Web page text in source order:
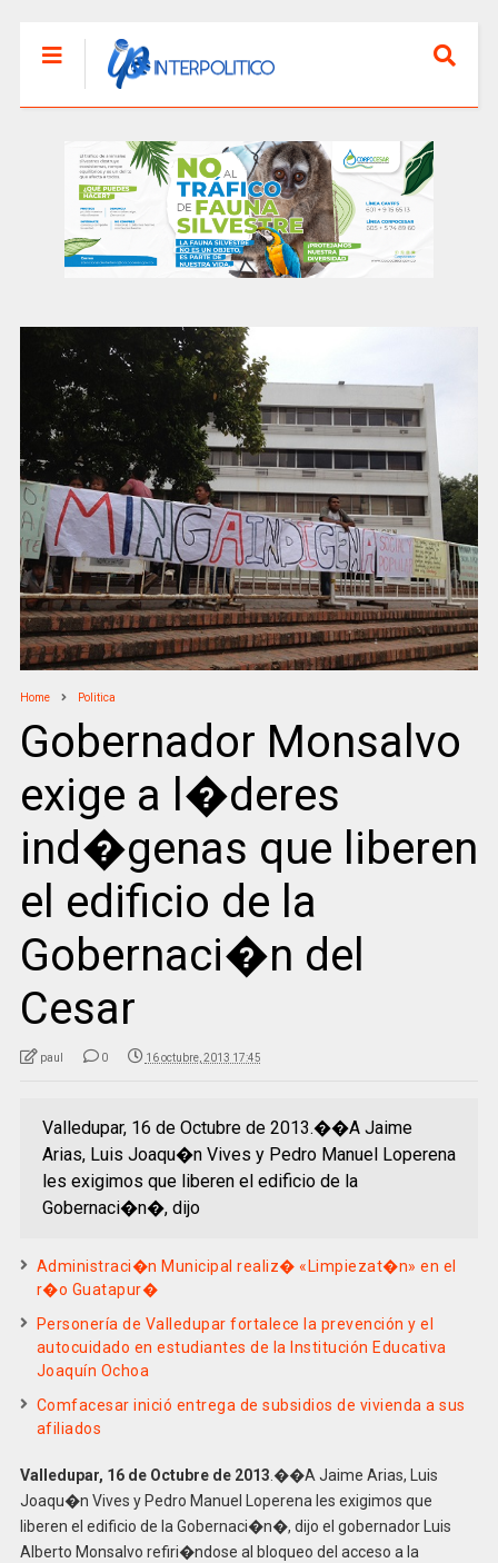
Home Politica
Gobernador Monsalvo
exige a l�deres
ind�genas que liberen
el edificio de la
Gobernaci�n del
Cesar
paul 0 16 octubre, 2013 17:45
Valledupar, 16 de Octubre de 2013.��A Jaime
Arias, Luis Joaqu�n Vives y Pedro Manuel Loperena
les exigimos que liberen el edificio de la
Gobernaci�n�, dijo
Administraci�n Municipal realiz� «Limpiezat�n» en el
r�o Guatapur�
Personería de Valledupar fortalece la prevención y el
autocuidado en estudiantes de la Institución Educativa
Joaquín Ochoa
Comfacesar inició entrega de subsidios de vivienda a sus
afiliados
Valledupar, 16 de Octubre de 2013.��A Jaime Arias, Luis
Joaqu�n Vives y Pedro Manuel Loperena les exigimos que
liberen el edificio de la Gobernaci�n�, dijo el gobernador Luis
Alberto Monsalvo refiri�ndose al bloqueo del acceso a la